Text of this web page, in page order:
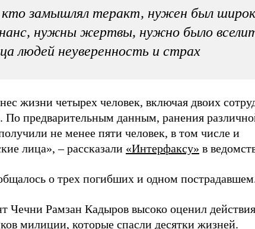
кто замышлял теракт, нужен был
нужны жертвы, нужно было
людей неуверенность и страх
жизни четырех человек, включая двоих
предварительным данным, ранения
не менее пяти человек, в том числе и
лица», – рассказали «Интерфаксу» в
о трех погибших и одном
Чечни Рамзан Кадыров высоко оценил
милиции, которые спасли десятки жизней.